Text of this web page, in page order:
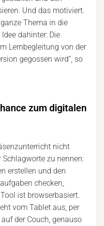
Und das motiviert.
Thema in die
dahinter: Die
Lernbegleitung von der
gegossen wird“, so
zum digitalen
nicht
zu nennen:
erstellen und den
checken,
ist browserbasiert.
vom Tablet aus, per
der Couch, genauso